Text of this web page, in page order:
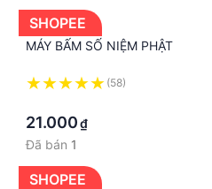
SHOPEE
MÁY BẤM SỐ NIỆM PHẬT
(58)
21.000₫
Đã bán 1
SHOPEE